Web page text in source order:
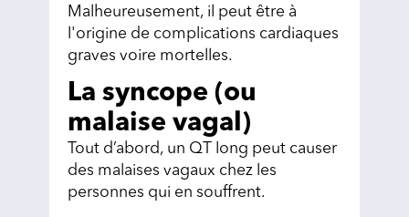
Malheureusement, il peut être à
l'origine de complications cardiaques
graves voire mortelles.
La syncope (ou
malaise vagal)
Tout d’abord, un QT long peut causer
des malaises vagaux chez les
personnes qui en souffrent.